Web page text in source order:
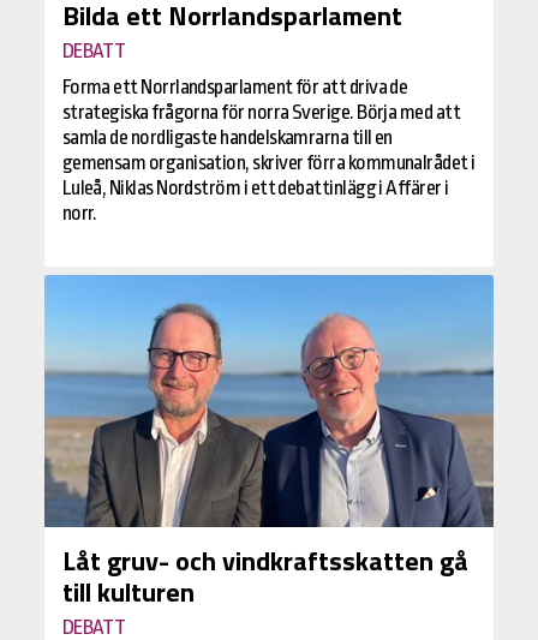
Bilda ett Norrlandsparlament
DEBATT
Forma ett Norrlandsparlament för att driva de
strategiska frågorna för norra Sverige. Börja med att
samla de nordligaste handelskamrarna till en
gemensam organisation, skriver förra kommunalrådet i
Luleå, Niklas Nordström i ett debattinlägg i Affärer i
norr.
Låt gruv- och vindkraftsskatten gå
till kulturen
DEBATT